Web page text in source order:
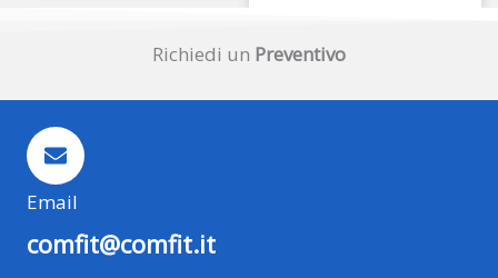
Richiedi un Preventivo
Email
comfit@comfit.it